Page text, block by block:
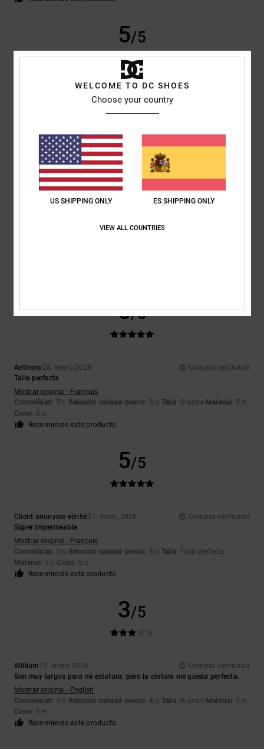
5/5
16. marzo 2026
Compra verificada
por el precio al que lo compré y cómo funciona. Perfecto.
5
5/5
Anthony25. enero 2026
Compra verificada
Talla perfecta
Mostrar original - Français
Comodidad : 5/5 Relación calidad-precio: 5/5 Talla: Grande Material : 5 /5
Color: 5/5
Recomiendo este producto
5/5
Client anonyme vérifié21. enero 2026
Compra verificada
Súper impermeable
Mostrar original - Français
Comodidad : 5/5 Relación calidad-precio: 5/5 Talla: Talla perfecta
Material : 5 /5 Color: 5/5
Recomiendo este producto
3/5
William17. enero 2026
Compra verificada
Son muy largos para mi estatura, pero la cintura me queda perfecta.
Mostrar original - English
Comodidad : 5/5 Relación calidad-precio: 4/5 Talla: Grande Material : 5 /5
Color: 5/5
Recomiendo este producto
WELCOME TO DC SHOES
Choose your country
US SHIPPING ONLY ES SHIPPING ONLY
VIEW ALL COUNTRIES